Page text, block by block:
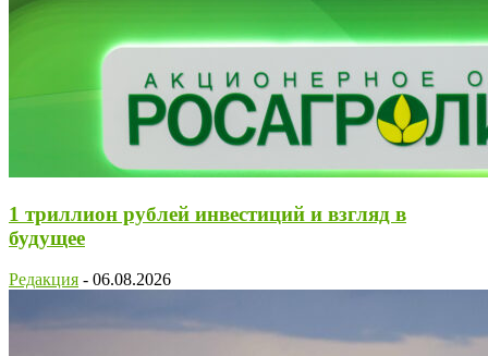
1 триллион рублей инвестиций и взгляд в
будущее
Редакция - 06.08.2026